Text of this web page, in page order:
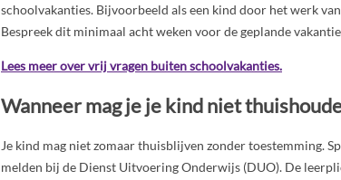
schoolvakanties. Bijvoorbeeld als een kind door het werk
Bespreek dit minimaal acht weken voor de geplande
Lees meer over vrij vragen buiten schoolvakanties.
Wanneer mag je je kind niet
Je kind mag niet zomaar thuisblijven zonder toestemming.
melden bij de Dienst Uitvoering Onderwijs (DUO). De